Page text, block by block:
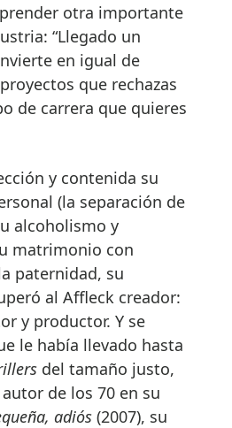
otra importante
“Llegado un
en igual de
que rechazas
de carrera que quieres
y contenida su
(la separación de
alcoholismo y
matrimonio con
paternidad, su
al Affleck creador:
y productor. Y se
le había llevado hasta
del tamaño justo,
de los 70 en su
adiós (2007), su